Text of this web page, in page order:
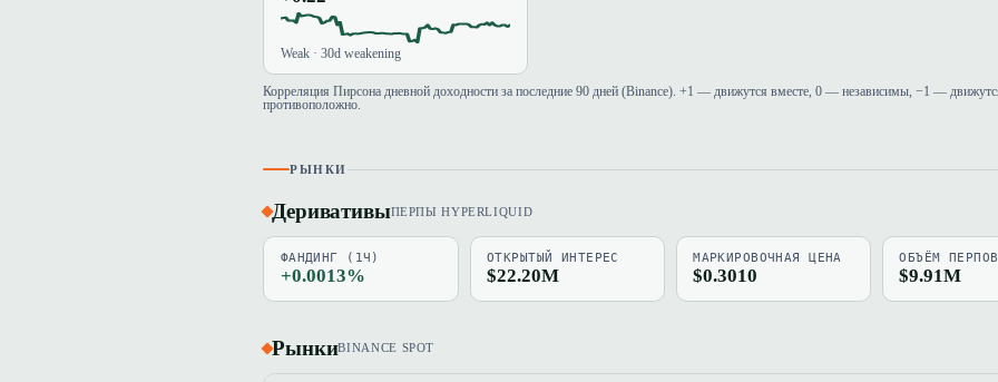
Weak · 30d weakening
Корреляция Пирсона дневной доходности за последние 90 дней (Binance). +1 — движутся вместе, 0 — независимы, −1 —
противоположно.
РЫНКИ
ДеривативыПЕРПЫ HYPERLIQUID
ФАНДИНГ (1Ч)
+0.0013%
ОТКРЫТЫЙ ИНТЕРЕС
$22.20M
МАРКИРОВОЧНАЯ ЦЕНА
$0.3010
ОБЪЁМ
$9.91M
РынкиBINANCE SPOT